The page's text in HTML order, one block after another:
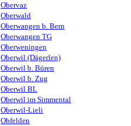
Obervaz
Oberwald
Oberwangen b. Bern
Oberwangen TG
Oberweningen
Oberwil (Dägerlen)
Oberwil b. Büren
Oberwil b. Zug
Oberwil BL
Oberwil im Simmental
Oberwil-Lieli
Obfelden